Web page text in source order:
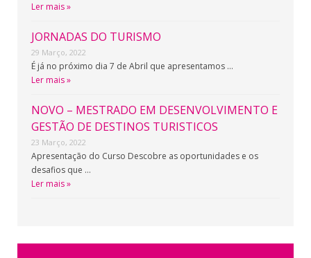
Ler mais »
JORNADAS DO TURISMO
29 Março, 2022
É já no próximo dia 7 de Abril que apresentamos …
Ler mais »
NOVO – MESTRADO EM DESENVOLVIMENTO E
GESTÃO DE DESTINOS TURISTICOS
23 Março, 2022
Apresentação do Curso Descobre as oportunidades e os
desafios que …
Ler mais »